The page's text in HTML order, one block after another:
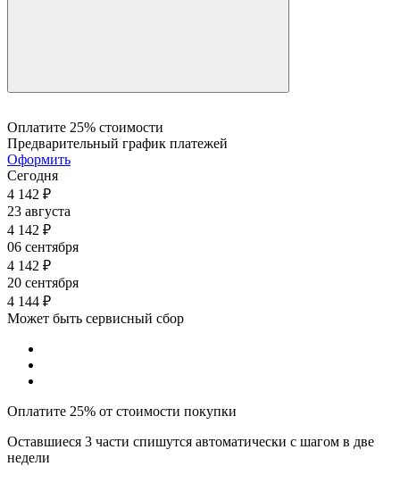
Оплатите 25% стоимости
Предварительный график платежей
Оформить
Сегодня
4 142 ₽
23 августа
4 142 ₽
06 сентября
4 142 ₽
20 сентября
4 144 ₽
Может быть сервисный сбор
Оплатите 25% от стоимости покупки
Оставшиеся 3 части спишутся автоматически с шагом в две
недели